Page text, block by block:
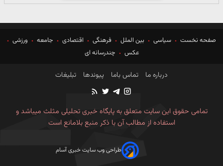
صفحه نخست سیاسی بین الملل فرهنگی اقتصادی جامعه
ورزشی
عکس
چندرسانه ای
درباره ما تماس باما پیوندها تبلیغات
تمامی حقوق این سایت متعلق به پایگاه خبری تحلیلی مثلث میباشد و
استفاده از مطالب آن با ذکر منبع بلامانع است
طراحی وب سایت خبری آسام